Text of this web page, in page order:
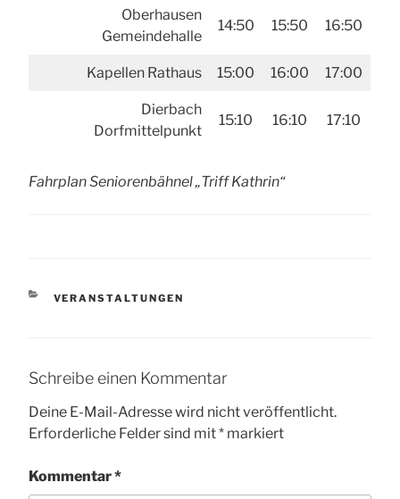
Oberhausen
Gemeindehalle
14:50 15:50 16:50
Kapellen Rathaus 15:00 16:00 17:00
Dierbach
Dorfmittelpunkt
15:10 16:10 17:10
Fahrplan Seniorenbähnel „Triff Kathrin“
KATEGORIEN
VERANSTALTUNGEN
Schreibe einen Kommentar
Deine E-Mail-Adresse wird nicht veröffentlicht.
Erforderliche Felder sind mit* markiert
Kommentar*